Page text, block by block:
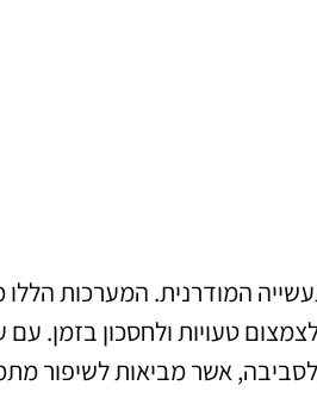
המודרנית. המערכות
טעויות ולחסכון בזמן. עם
לסביבה, אשר מביאות לשיפור